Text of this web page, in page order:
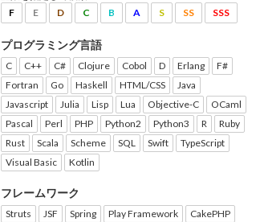
F
E D C B A S SS SSS
プログラミング言語
C C++ C# Clojure Cobol D Erlang
F#
Fortran
Go Haskell HTML/CSS
Java
Javascript
Julia Lisp Lua Objective-C
OCaml
Pascal
Perl PHP Python2 Python3 R
Ruby
Rust
Scala Scheme SQL Swift
TypeScript
Visual Basic
Kotlin
フレームワーク
Struts JSF Spring Play Framework
CakePHP